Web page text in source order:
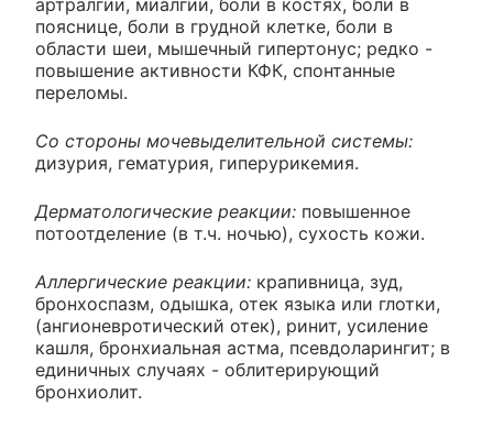
артралгии, миалгии, боли в костях, боли в
пояснице, боли в грудной клетке, боли в
области шеи, мышечный гипертонус; редко -
повышение активности КФК, спонтанные
переломы.
Со стороны мочевыделительной системы:
дизурия, гематурия, гиперурикемия.
Дерматологические реакции: повышенное
потоотделение (в т.ч. ночью), сухость кожи.
Аллергические реакции: крапивница, зуд,
бронхоспазм, одышка, отек языка или глотки,
(ангионевротический отек), ринит, усиление
кашля, бронхиальная астма, псевдоларингит; в
единичных случаях - облитерирующий
бронхиолит.